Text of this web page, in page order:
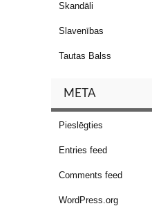
Skandāli
Slavenības
Tautas Balss
META
Pieslēgties
Entries feed
Comments feed
WordPress.org